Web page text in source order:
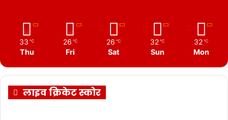
33 ℃
Thu
26 ℃
Fri
26 ℃
Sat
32 ℃
Sun
32 ℃
Mon
लाइव क्रिकेट स्कोर